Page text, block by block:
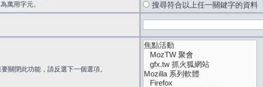
萬用字元。
搜尋符合以上任一關鍵字的資料
關閉此功能，請反選下一個選項。